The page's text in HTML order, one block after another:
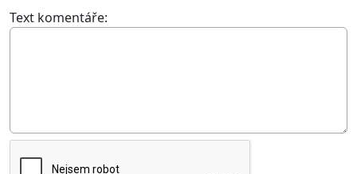
Text komentáře: